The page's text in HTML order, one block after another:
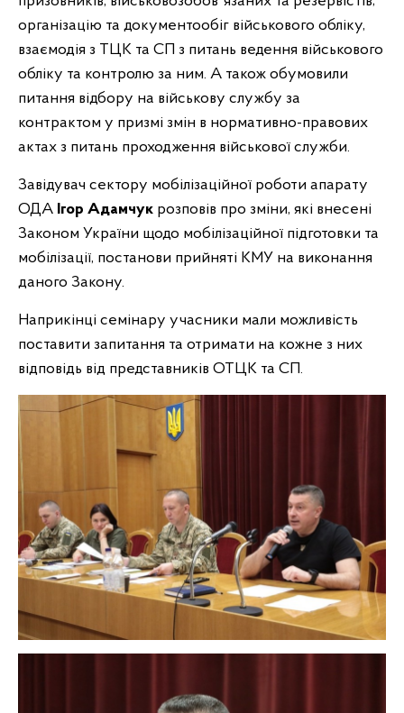
організацію та документообіг військового обліку,
взаємодія з ТЦК та СП з питань ведення військового
обліку та контролю за ним. А також обумовили
питання відбору на військову службу за
контрактом у призмі змін в нормативно-правових
актах з питань проходження військової служби.
Завідувач сектору мобілізаційної роботи апарату
ОДА Ігор Адамчук розповів про зміни, які внесені
Законом України щодо мобілізаційної підготовки та
мобілізації, постанови прийняті КМУ на виконання
даного Закону.
Наприкінці семінару учасники мали можливість
поставити запитання та отримати на кожне з них
відповідь від представників ОТЦК та СП.